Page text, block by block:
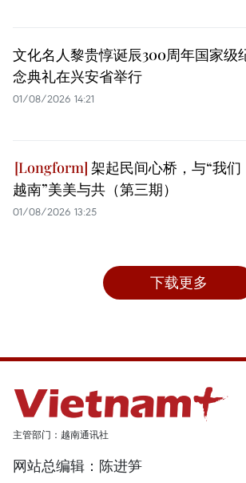
文化名人黎贵惇诞辰300周年国家级
念典礼在兴安省举行
01/08/2026 14:21
架起民间心桥，与“我们
越南”美美与共（第三期）
01/08/2026 13:25
下载更多
主管部门：越南通讯社
网站总编辑：陈进笋